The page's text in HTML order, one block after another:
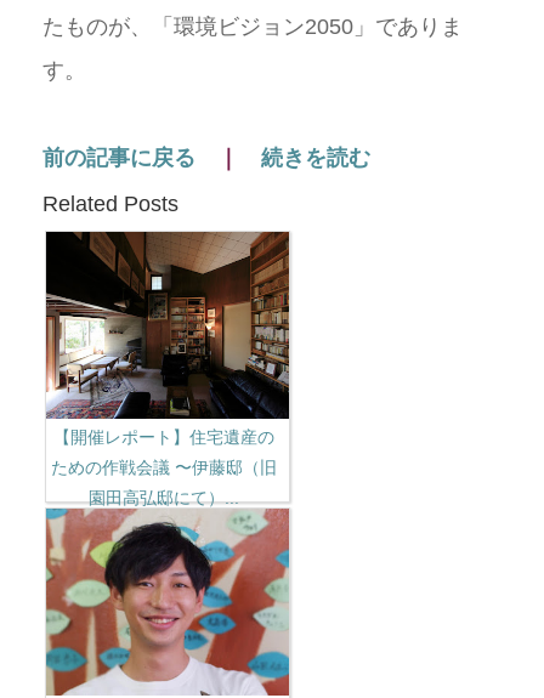
たものが、「環境ビジョン2050」でありま
す。
前の記事に戻る
続きを読む
Related Posts
【開催レポート】住宅遺産の
ための作戦会議 〜伊藤邸（旧
園田高弘邸にて）...